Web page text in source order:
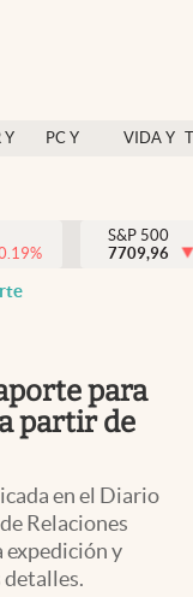
Y
PC Y
VIDA Y
México
%
S&P 500
7709,96
para
partir de
en el Diario
Relaciones
expedición y
detalles.